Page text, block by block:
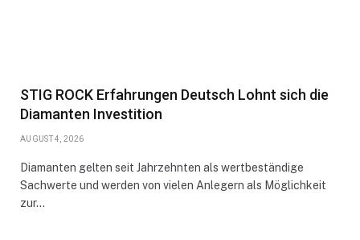
STIG ROCK Erfahrungen Deutsch Lohnt sich die
Diamanten Investition
AUGUST 4, 2026
Diamanten gelten seit Jahrzehnten als wertbeständige
Sachwerte und werden von vielen Anlegern als Möglichkeit
zur…